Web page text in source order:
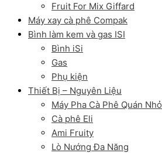
Fruit For Mix Giffard
Máy xay cà phê Compak
Bình làm kem và gas ISI
Bình iSi
Gas
Phụ kiện
Thiết Bị – Nguyên Liệu
Máy Pha Cà Phê Quán Nhỏ
Cà phê Eli
Ami Fruity
Lò Nướng Đa Năng